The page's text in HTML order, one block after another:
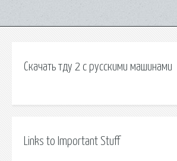
Скачать тду 2 с русскими машинами
Links to Important Stuff